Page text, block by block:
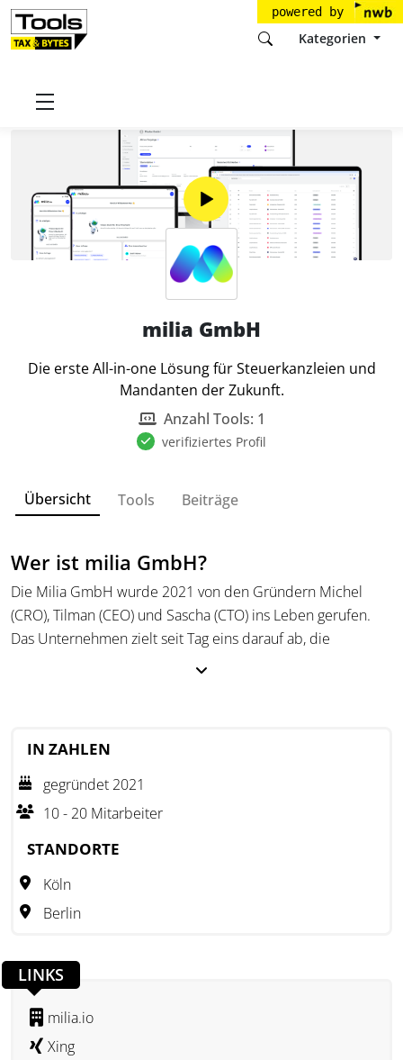
powered by
Kategorien
Startseite
milia GmbH
Die erste All-in-one Lösung für Steuerkanzleien und
Mandanten der Zukunft.
Anzahl Tools: 1
verifiziertes Profil
Übersicht Tools Beiträge
Wer ist milia GmbH?
Die Milia GmbH wurde 2021 von den Gründern Michel
(CRO), Tilman (CEO) und Sascha (CTO) ins Leben gerufen.
Das Unternehmen zielt seit Tag eins darauf ab, die
Intelligenz. milia.io ist nicht nur Softwareanbieter sondern
versteht sich als Kompetenzzentrum für Kanzleien der
Zukunft und sorgt für Sprunginnovationen, angewandte KI
sowie einer optimalen Symbiose zwischen Mensch und
Maschine.
IN ZAHLEN
gegründet 2021
10 - 20 Mitarbeiter
STANDORTE
Köln
Berlin
LINKS
milia.io
Xing